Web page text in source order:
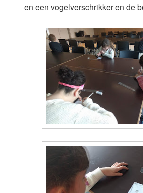
en een vogelverschrikker en de